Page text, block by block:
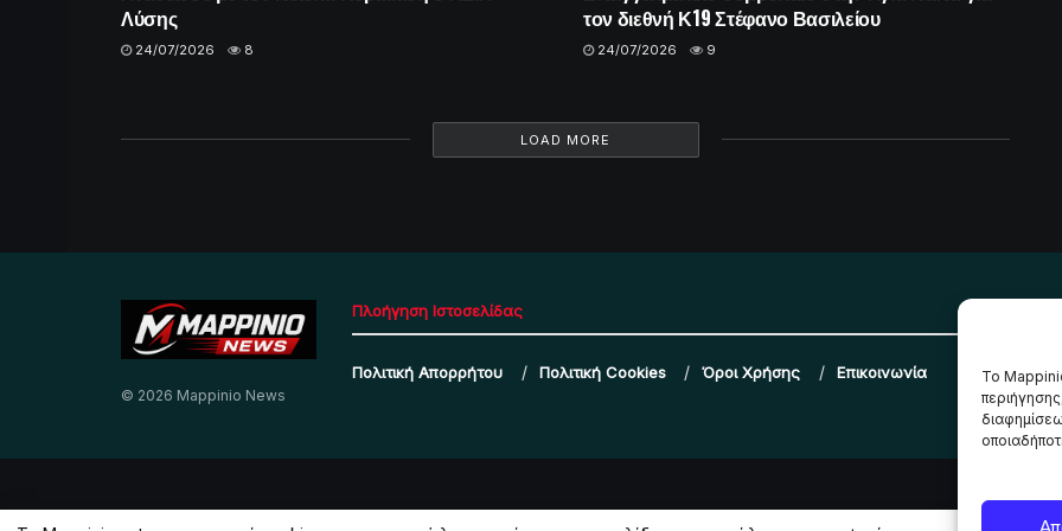
Το
Λύσης
24/07/2026 8
τον διεθνή Κ19 Στέφανο Βασιλείου
24/07/2026 9
LOAD MORE
© 2026 Mappinio News
Πλοήγηση Ιστοσελίδας
Πολιτική Απορρήτου Πολιτική Cookies Όροι Χρήσης Επικοινωνία